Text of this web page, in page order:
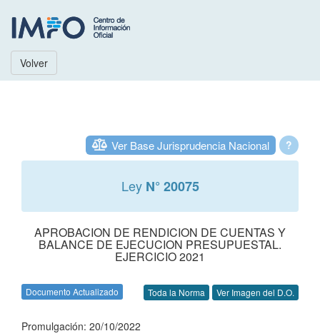
Volver
?
Ver Base Jurisprudencia Nacional
Ley N° 20075
APROBACION DE RENDICION DE CUENTAS Y
BALANCE DE EJECUCION PRESUPUESTAL.
EJERCICIO 2021
Documento Actualizado Toda la Norma Ver Imagen del D.O.
Promulgación: 20/10/2022